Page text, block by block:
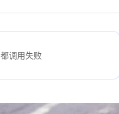
调用失败